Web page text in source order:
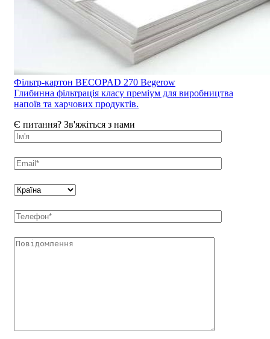
Фільтр-картон BECOPAD 270 Begerow
Глибинна фільтрація класу преміум для виробництва
напоїв та харчових продуктів.
Є питання? Зв'яжіться з нами